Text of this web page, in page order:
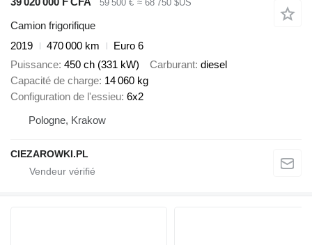
59 500 € ≈ 68 750 $US
Camion frigorifique
2019
470 000 km
Euro 6
Puissance 450 ch (331 kW) Carburant diesel
Capacité de charge 14 060 kg
Configuration de l'essieu 6x2
Pologne, Krakow
CIEZAROWKI.PL